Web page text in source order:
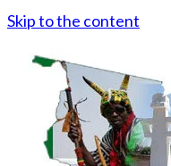
Skip to the content